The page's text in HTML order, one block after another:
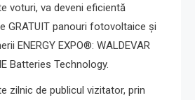
voturi, va deveni eficientă
GRATUIT panouri fotovoltaice și
ENERGY EXPO®: WALDEVAR
Batteries Technology.
zilnic de publicul vizitator, prin